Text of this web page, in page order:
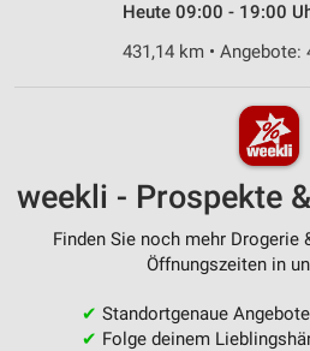
Heute 09:00 - 19:00
431,14 km • Angebote:
weekli - Prospekte
Finden Sie noch mehr Drogerie
Öffnungszeiten in
✔ Standortgenaue Angebote
✔ Folge deinem